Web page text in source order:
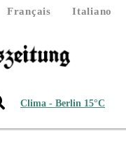
Français
Italiano
Clima - Berlin 15°C